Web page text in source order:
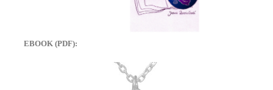
EBOOK (PDF):